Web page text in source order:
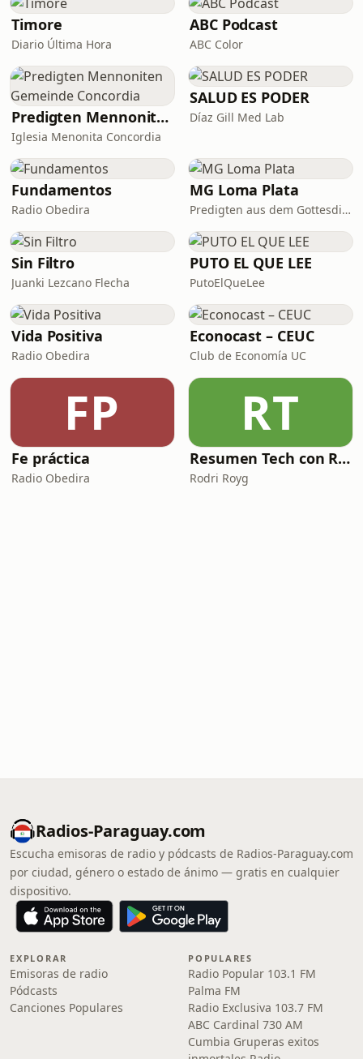
Timore
Diario Última Hora
ABC Podcast
ABC Color
Predigten Mennoniten Gemeinde Concordia
Iglesia Menonita Concordia
SALUD ES PODER
Díaz Gill Med Lab
Fundamentos
Radio Obedira
MG Loma Plata
Predigten aus dem Gottesdienst
Sin Filtro
Juanki Lezcano Flecha
PUTO EL QUE LEE
PutoElQueLee
Vida Positiva
Radio Obedira
Econocast – CEUC
Club de Economía UC
FP
Fe práctica
Radio Obedira
RT
Resumen Tech con Rodri
Rodri Royg
Radios-Paraguay.com
Escucha emisoras de radio y pódcasts de Radios-Paraguay.com
por ciudad, género o estado de ánimo — gratis en cualquier
dispositivo.
EXPLORAR
Emisoras de radio
Pódcasts
Canciones Populares
POPULARES
Radio Popular 103.1 FM
Palma FM
Radio Exclusiva 103.7 FM
ABC Cardinal 730 AM
Cumbia Gruperas exitos